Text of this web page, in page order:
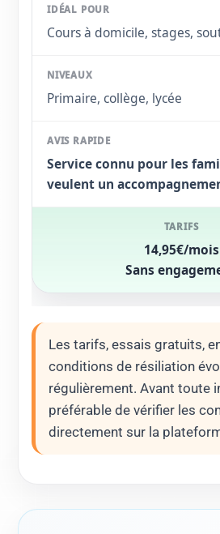
Cours à domicile, stages,
Primaire, collège, lycée
Service connu pour les
veulent un
14,95€/mois
Sans
Les tarifs, essais gratuits,
conditions de résiliation
régulièrement. Avant toute
préférable de vérifier les
directement sur la